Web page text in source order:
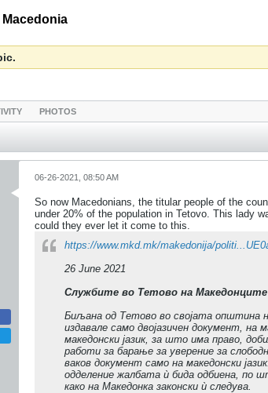
PHOTOS
06-26-2021, 08:50 AM
So now Macedonians, the titular people of the
under 20% of the population in Tetovo. This lady
could they ever let it come to this.
https://www.mkd.mk/makedonija/
26 June 2021
Службите во Тетово на Македонците
Биљана од Тетово во својата општина
издавале само двојазичен документ, на
македонски јазик, за што има право,
работи за барање за уверение за
ваков документ само на македонски
одделение жалбата ѝ бида одбиена, по
како на Македонка законски ѝ следува.